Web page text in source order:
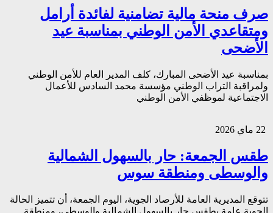
صرف منحة مالية تضامنية لفائدة أرامل
ومتقاعدي الأمن الوطني بمناسبة عيد
الأضحى
بمناسبة عيد الأضحى المبارك، كلف المدير العام للأمن الوطني
ولمراقبة التراب الوطني مؤسسة محمد السادس للأعمال
الاجتماعية لموظفي الأمن الوطني
طقس الجمعة: حار بالسهول الشمالية
والوسطى ومنطقة سوس
تتوقع المديرية العامة للأرصاد الجوية، اليوم الجمعة، أن تتميز الحالة
الجوية عامة بطقس حار بالسهول الشمالية والوسطى، ومنطقة